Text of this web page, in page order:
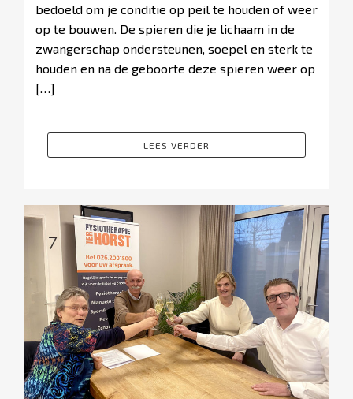
bedoeld om je conditie op peil te houden of weer
op te bouwen. De spieren die je lichaam in de
zwangerschap ondersteunen, soepel en sterk te
houden en na de geboorte deze spieren weer op
[…]
LEES VERDER